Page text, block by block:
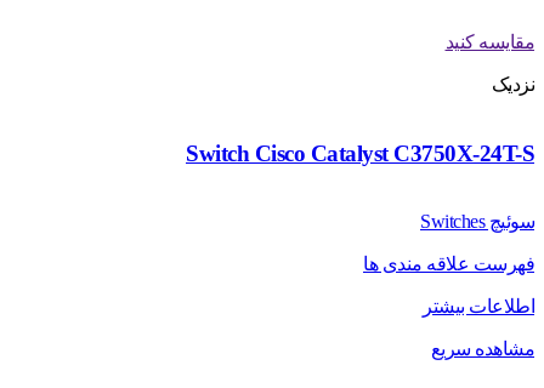
مقایسه کنید
نزدیک
Switch Cisco Catalyst C3750X-24T-S
سوئیچ Switches
فهرست علاقه مندی ها
اطلاعات بیشتر
مشاهده سریع